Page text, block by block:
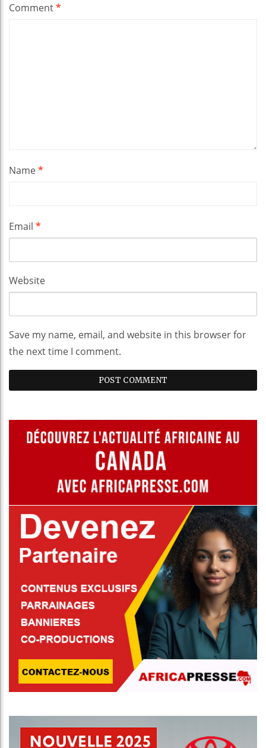
Comment*
Name*
Email *
Website
Save my name, email, and website in this browser for
the next time I comment.